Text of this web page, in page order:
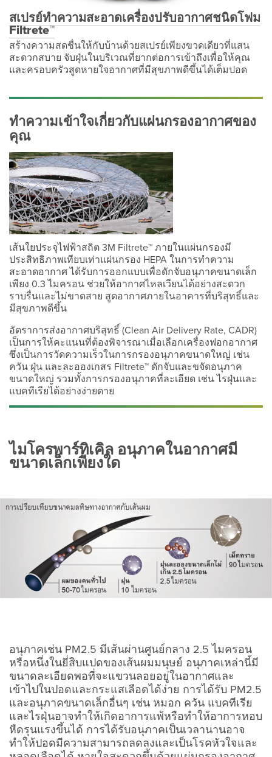
สเปรย์ทำความสะอาดเครื่องปรับอากาศชนิดโฟม
Filtrete™
สร้างความสดชื่นให้กับบ้านด้วยสเปรย์เพียงขวดเดียวที่แสน
สะดวกสบาย จับฝุ่นในบริเวณที่ยากต่อการเข้าถึงเพื่อให้คุณ
และครอบครัวสูดหายใจอากาศที่มีสุขภาพดีขึ้นได้เต็มปอด
ทำความเข้าใจเกี่ยวกับแผ่นกรองอากาศของ
คุณ
เส้นใยประจุไฟฟ้าสถิต 3M Filtrete™ ภายในแผ่นกรองมี
ประสิทธิภาพเทียบเท่าแผ่นกรอง HEPA ในการทำความ
สะอาดอากาศ ได้รับการออกแบบเพื่อดักจับอนุภาคขนาดเล็ก
เพียง 0.3 ไมครอน ช่วยให้อากาศไหลเวียนได้อย่างสะดวก
ราบรื่นและไม่ขาดสาย สูดอากาศภายในอาคารที่บริสุทธิ์และ
มีสุขภาพดีขึ้น
อัตราการส่งอากาศบริสุทธิ์ (Clean Air Delivery Rate, CADR)
เป็นการให้คะแนนที่ต้องพิจารณาเมื่อเลือกเครื่องฟอกอากาศ
ซึ่งเป็นการวัดความเร็วในการกรองอนุภาคขนาดใหญ่ เช่น
ควัน ฝุ่น และละอองเกสร Filtrete™ ดักจับและขจัดอนุภาค
ขนาดใหญ่ รวมทั้งการกรองอนุภาคที่ละเอียด เช่น ไรฝุ่นและ
แบคทีเรียได้อย่างง่ายดาย
ไมโครพาร์ทิเคิล อนุภาคในอากาศมี
ขนาดเล็กเพียงใด
อนุภาคเช่น PM2.5 มีเส้นผ่านศูนย์กลาง 2.5 ไมครอน
หรือหนึ่งในยี่สิบแปดของเส้นผมมนุษย์ อนุภาคเหล่านี้มี
ขนาดละเอียดพอที่จะแขวนลอยอยู่ในอากาศและ
เข้าไปในปอดและกระแสเลือดได้ง่าย การได้รับ PM2.5
และอนุภาคขนาดเล็กอื่นๆ เช่น หมอก ควัน แบคทีเรีย
และไรฝุ่นอาจทำให้เกิดอาการแพ้หรือทำให้อาการหอบ
หืดรุนแรงขึ้นได้ การได้รับอนุภาคเป็นเวลานานอาจ
ทำให้ปอดมีความสามารถลดลงและเป็นโรคหัวใจและ